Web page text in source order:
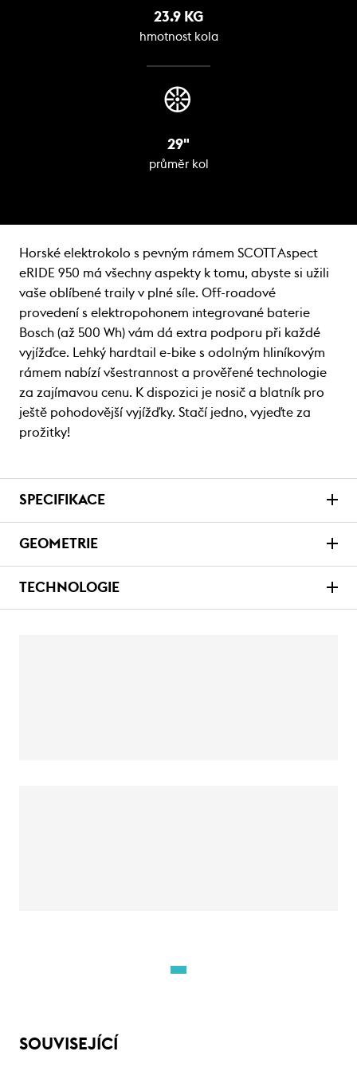
23.9 KG
hmotnost kola
29"
průměr kol
Horské elektrokolo s pevným rámem SCOTT Aspect
eRIDE 950 má všechny aspekty k tomu, abyste si užili
vaše oblíbené traily v plné síle. Off-roadové
provedení s elektropohonem integrované baterie
Bosch (až 500 Wh) vám dá extra podporu při každé
vyjížďce. Lehký hardtail e-bike s odolným hliníkovým
rámem nabízí všestrannost a prověřené technologie
za zajímavou cenu. K dispozici je nosič a blatník pro
ještě pohodovější vyjížďky. Stačí jedno, vyjeďte za
prožitky!
SPECIFIKACE
GEOMETRIE
TECHNOLOGIE
SOUVISEJÍCÍ